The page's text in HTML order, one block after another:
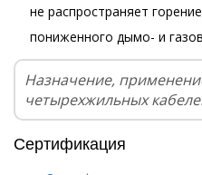
не распространяет горение
пониженного дымо- и
Назначение,
четырехжильных
Сертификация